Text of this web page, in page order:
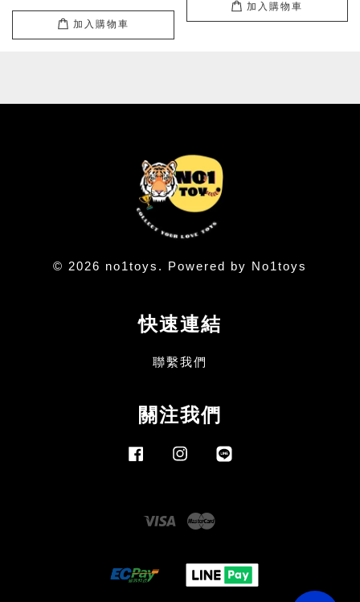
加入購物車
加入購物車
© 2026 no1toys. Powered by No1toys
快速連結
聯繫我們
關注我們
FacebookInstagram
Visa